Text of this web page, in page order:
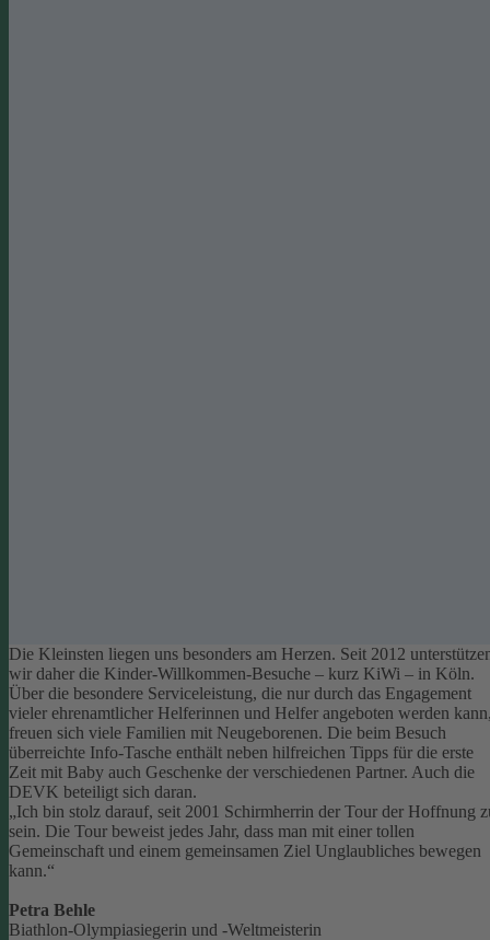
Die Kleinsten liegen uns besonders am Herzen. Seit 2012
wir daher die Kinder-Willkommen-Besuche – kurz KiWi – in Köln.
Über die besondere Serviceleistung, die nur durch das Engagement
vieler ehrenamtlicher Helferinnen und Helfer angeboten werden
freuen sich viele Familien mit Neugeborenen. Die beim Besuch
überreichte Info-Tasche enthält neben hilfreichen Tipps für die erste
Zeit mit Baby auch Geschenke der verschiedenen Partner. Auch die
DEVK beteiligt sich daran.
„Ich bin stolz darauf, seit 2001 Schirmherrin der Tour der Hoffnung
sein. Die Tour beweist jedes Jahr, dass man mit einer tollen
Gemeinschaft und einem gemeinsamen Ziel Unglaubliches bewegen
kann.“
Petra Behle
Biathlon-Olympiasiegerin und -Weltmeisterin